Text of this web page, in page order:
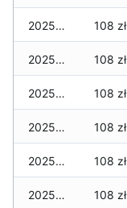
2025-02-01 108 zł
2025-01-31 108 zł
2025-01-22 108 zł
2025-01-21 108 zł
2025-01-20 108 zł
2025-01-19 108 zł